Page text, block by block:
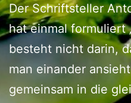
Der Schriftsteller
hat einmal formuliert
besteht nicht darin,
man einander
gemeinsam in die